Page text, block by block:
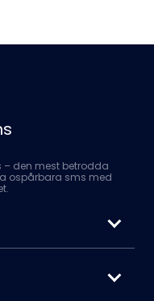
– den mest betrodda
ospårbara sms med
SMS
när du